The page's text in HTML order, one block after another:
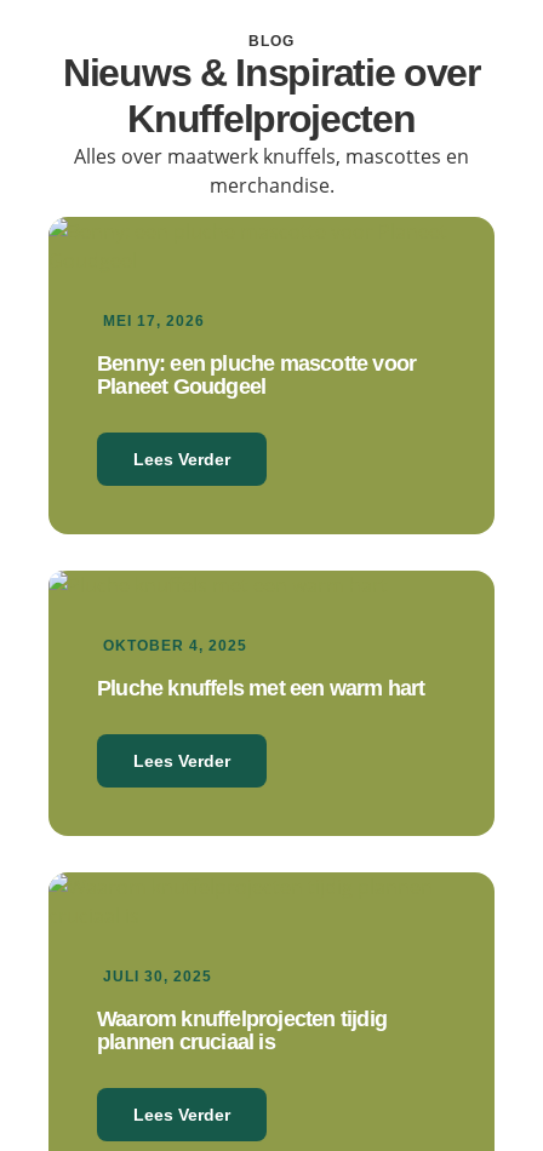
BLOG
Nieuws & Inspiratie over
Knuffelprojecten
Alles over maatwerk knuffels, mascottes en
merchandise.
MEI 17, 2026
Benny: een pluche mascotte voor
Planeet Goudgeel
Lees Verder
OKTOBER 4, 2025
Pluche knuffels met een warm hart
Lees Verder
JULI 30, 2025
Waarom knuffelprojecten tijdig
plannen cruciaal is
Lees Verder